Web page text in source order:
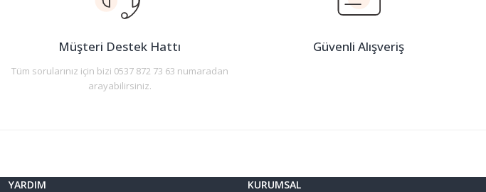
Ürün bilgilerinde hatalar bulunuyor.
Bu ürüne benzer farklı alternatifler olmalı.
Müşteri Destek Hattı
Tüm sorularınız için bizi 0537 872 73 63 numaradan
arayabilirsiniz.
Güvenli Alışveriş
YARDIM KURUMSAL